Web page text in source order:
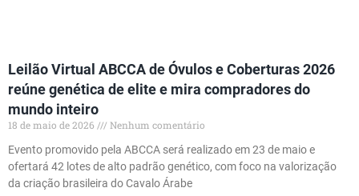
Leilão Virtual ABCCA de Óvulos e Coberturas 2026
reúne genética de elite e mira compradores do
mundo inteiro
18 de maio de 2026
Nenhum comentário
Evento promovido pela ABCCA será realizado em 23 de maio e
ofertará 42 lotes de alto padrão genético, com foco na valorização
da criação brasileira do Cavalo Árabe